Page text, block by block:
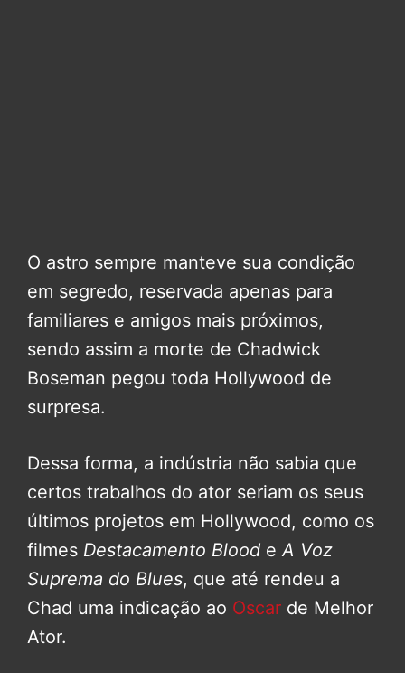
O astro sempre manteve sua condição
em segredo, reservada apenas para
familiares e amigos mais próximos,
sendo assim a morte de Chadwick
Boseman pegou toda Hollywood de
surpresa.
Dessa forma, a indústria não sabia que
certos trabalhos do ator seriam os seus
últimos projetos em Hollywood, como os
filmes Destacamento Blood eA Voz
Suprema do Blues, que até rendeu a
Chad uma indicação ao Oscar de Melhor
Ator.